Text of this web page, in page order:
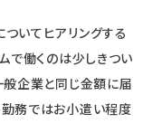
いてヒアリングする
で働くのは少しきつい
般企業と同じ金額に届
勤務ではお小遣い程度